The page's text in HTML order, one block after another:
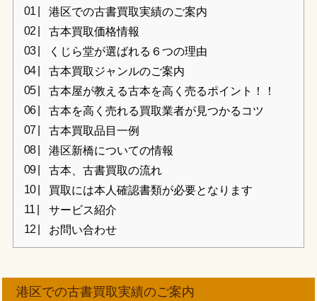
港区での古書買取実績のご案内
古本買取価格情報
くじら堂が選ばれる６つの理由
古本買取ジャンルのご案内
古本屋が教える古本を高く売るポイント！！
古本を高く売れる買取業者が見つかるコツ
古本買取品目一例
港区新橋についての情報
古本、古書買取の流れ
買取には本人確認書類が必要となります
サービス紹介
お問い合わせ
港区での古書買取実績のご案内